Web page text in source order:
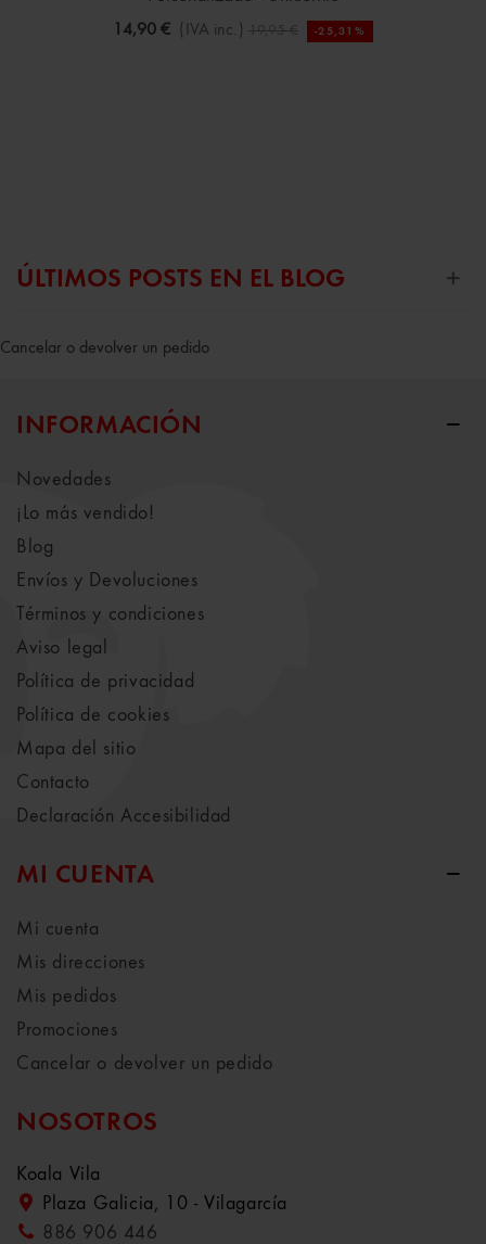
14,90 € (IVA inc.) 19,95 € -25,31%
ÚLTIMOS POSTS EN EL BLOG
Cancelar o devolver un pedido
INFORMACIÓN
Novedades
¡Lo más vendido!
Blog
Envíos y Devoluciones
Términos y condiciones
Aviso legal
Política de privacidad
Política de cookies
Mapa del sitio
Contacto
Declaración Accesibilidad
MI CUENTA
Mi cuenta
Mis direcciones
Mis pedidos
Promociones
Cancelar o devolver un pedido
NOSOTROS
Koala Vila
Plaza Galicia, 10 - Vilagarcía
886 906 446